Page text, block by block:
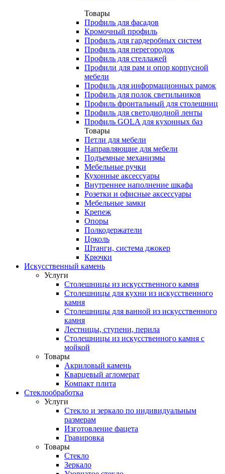
Товары
Профиль для фасадов
Кромочный профиль
Профиль для гардеробных систем
Профиль для перегородок
Профиль для стеллажей
Профили для рам и опор корпусной
мебели
Профиль для информационных рамок
Профиль для полок светильников
Профиль фронтальный для столешниц
Профиль для светодиодной ленты
Профиль GOLA для кухонных баз
Товары
Петли для мебели
Направляющие для мебели
Подъемные механизмы
Мебельные ручки
Кухонные аксессуары
Внутреннее наполнение шкафа
Розетки и офисные аксессуары
Мебельные замки
Крепеж
Опоры
Полкодержатели
Цоколь
Штанги, система джокер
Крючки
Искусственный камень
Услуги
Столешницы из искусственного камня
Столешницы для кухни из искусственного
камня
Столешницы для ванной из искусственного
камня
Лестницы, ступени, перила
Столешницы из искусственного камня с
мойкой
Товары
Акриловый камень
Кварцевый агломерат
Компакт плита
Стеклообработка
Услуги
Стекло и зеркало по индивидуальным
размерам
Изготовление фацета
Гравировка
Товары
Стекло
Зеркало